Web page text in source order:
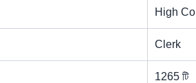
High
Clerk
1265 টি